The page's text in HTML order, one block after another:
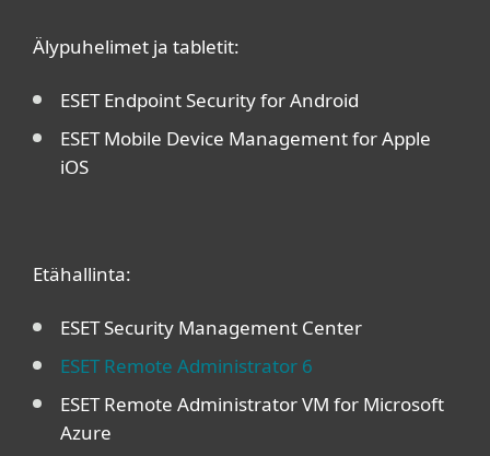
Älypuhelimet ja tabletit:
ESET Endpoint Security for Android
ESET Mobile Device Management for Apple
iOS
Etähallinta:
ESET Security Management Center
ESET Remote Administrator 6
ESET Remote Administrator VM for Microsoft
Azure